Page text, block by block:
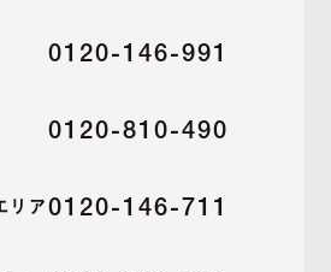
ア 0120-146-991
ア 0120-810-490
リア 0120-146-711